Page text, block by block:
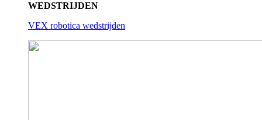
WEDSTRIJDEN
VEX robotica wedstrijden